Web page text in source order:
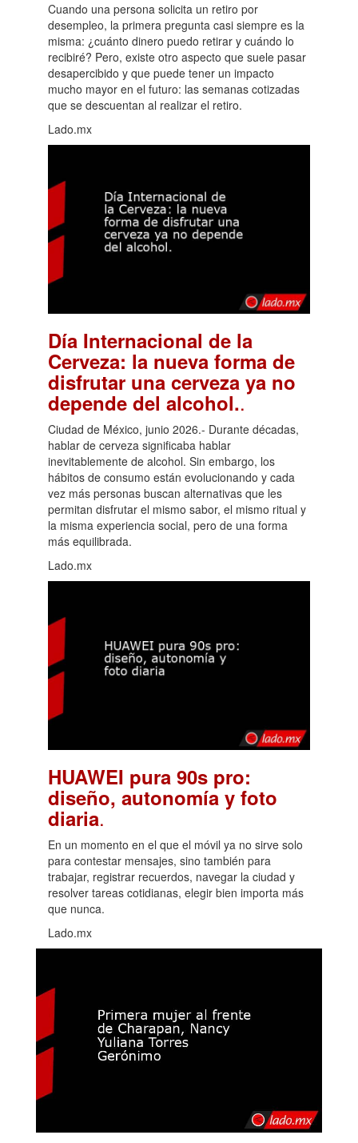
Cuando una persona solicita un retiro por
desempleo, la primera pregunta casi siempre es la
misma: ¿cuánto dinero puedo retirar y cuándo lo
recibiré? Pero, existe otro aspecto que suele pasar
desapercibido y que puede tener un impacto
mucho mayor en el futuro: las semanas cotizadas
que se descuentan al realizar el retiro.
Lado.mx
Día Internacional de la
Cerveza: la nueva forma de
disfrutar una cerveza ya no
depende del alcohol..
Ciudad de México, junio 2026.- Durante décadas,
hablar de cerveza significaba hablar
inevitablemente de alcohol. Sin embargo, los
hábitos de consumo están evolucionando y cada
vez más personas buscan alternativas que les
permitan disfrutar el mismo sabor, el mismo ritual y
la misma experiencia social, pero de una forma
más equilibrada.
Lado.mx
HUAWEI pura 90s pro:
diseño, autonomía y foto
diaria.
En un momento en el que el móvil ya no sirve solo
para contestar mensajes, sino también para
trabajar, registrar recuerdos, navegar la ciudad y
resolver tareas cotidianas, elegir bien importa más
que nunca.
Lado.mx